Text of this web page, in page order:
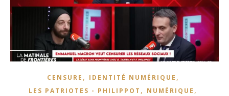
CENSURE , IDENTITÉ NUMÉRIQUE ,
LES PATRIOTES - PHILIPPOT , NUMÉRIQUE ,